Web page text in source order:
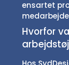
ensartet
Hvorfor